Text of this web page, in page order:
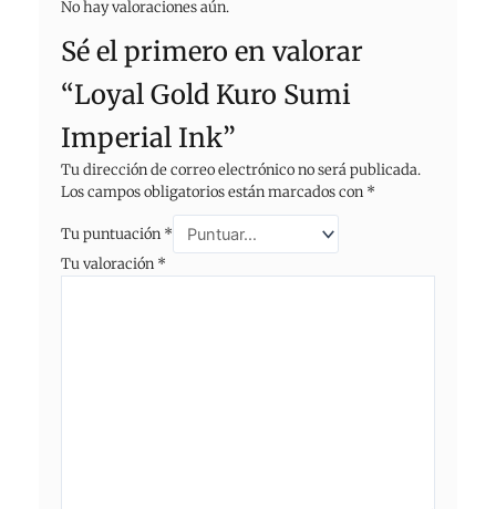
No hay valoraciones aún.
Sé el primero en valorar
“Loyal Gold Kuro Sumi
Imperial Ink”
Tu dirección de correo electrónico no será publicada.
Los campos obligatorios están marcados con *
Tu puntuación *
Tu valoración *